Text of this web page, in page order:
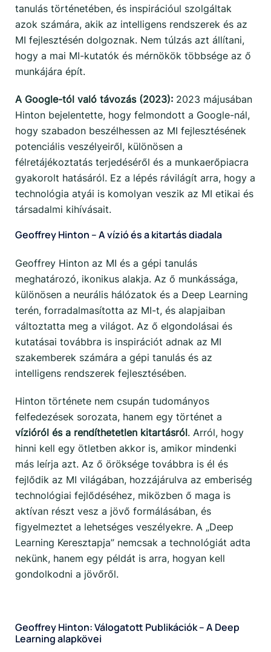
tanulás történetében, és inspirációul szolgáltak
azok számára, akik az intelligens rendszerek és az
MI fejlesztésén dolgoznak. Nem túlzás azt állítani,
hogy a mai MI-kutatók és mérnökök többsége az ő
munkájára épít.
A Google-tól való távozás (2023): 2023 májusában
Hinton bejelentette, hogy felmondott a Google-nál,
hogy szabadon beszélhessen az MI fejlesztésének
potenciális veszélyeiről, különösen a
félretájékoztatás terjedéséről és a munkaerőpiacra
gyakorolt hatásáról. Ez a lépés rávilágít arra, hogy a
technológia atyái is komolyan veszik az MI etikai és
társadalmi kihívásait.
Geoffrey Hinton – A vízió és a kitartás diadala
Geoffrey Hinton az MI és a gépi tanulás
meghatározó, ikonikus alakja. Az ő munkássága,
különösen a neurális hálózatok és a Deep Learning
terén, forradalmasította az MI-t, és alapjaiban
változtatta meg a világot. Az ő elgondolásai és
kutatásai továbbra is inspirációt adnak az MI
szakemberek számára a gépi tanulás és az
intelligens rendszerek fejlesztésében.
Hinton története nem csupán tudományos
felfedezések sorozata, hanem egy történet a
vízióról és a rendíthetetlen kitartásról. Arról, hogy
hinni kell egy ötletben akkor is, amikor mindenki
más leírja azt. Az ő öröksége továbbra is él és
fejlődik az MI világában, hozzájárulva az emberiség
technológiai fejlődéséhez, miközben ő maga is
aktívan részt vesz a jövő formálásában, és
figyelmeztet a lehetséges veszélyekre. A „Deep
Learning Keresztapja” nemcsak a technológiát adta
nekünk, hanem egy példát is arra, hogyan kell
gondolkodni a jövőről.
Geoffrey Hinton: Válogatott Publikációk – A Deep
Learning alapkövei